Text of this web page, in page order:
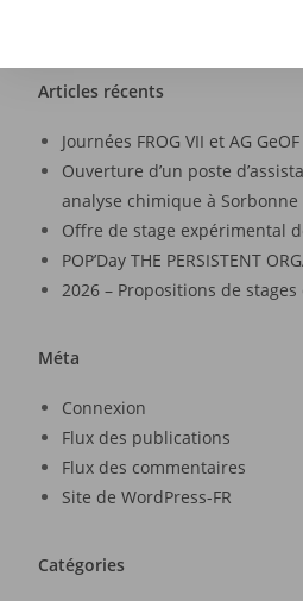
Articles récents
Journées FROG VII et AG GeOF
Ouverture d’un poste
analyse chimique à
Offre de stage expérimental
POP’Day THE PERSISTENT
2026 – Propositions de
Méta
Connexion
Flux des publications
Flux des commentaires
Site de WordPress-FR
Catégories